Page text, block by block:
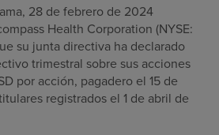
, 28 de febrero de 2024
Health Corporation (NYSE:
su junta directiva ha declarado
trimestral sobre sus acciones
por acción, pagadero el 15 de
registrados el 1 de abril de